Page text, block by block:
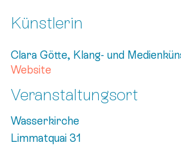
Künstlerin
Clara Götte, Klang- und
Website
Veranstaltungsort
Wasserkirche
Limmatquai 31